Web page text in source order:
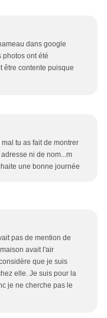
dans google
photos ont été
être contente puisque
tu as fait de montrer
ni de nom...m
une bonne journée
pas de mention de
avait l'air
que je suis
elle. Je suis pour la
je ne cherche pas le